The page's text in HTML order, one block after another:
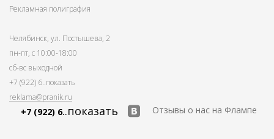
Рекламная полиграфия
Челябинск, ул. Постышева, 2
пн-пт, с 10:00-18:00
сб-вс выходной
+7 (922) 6..показать
reklama@pranik.ru
+7 (922) 6..показать Отзывы о нас на Флампе